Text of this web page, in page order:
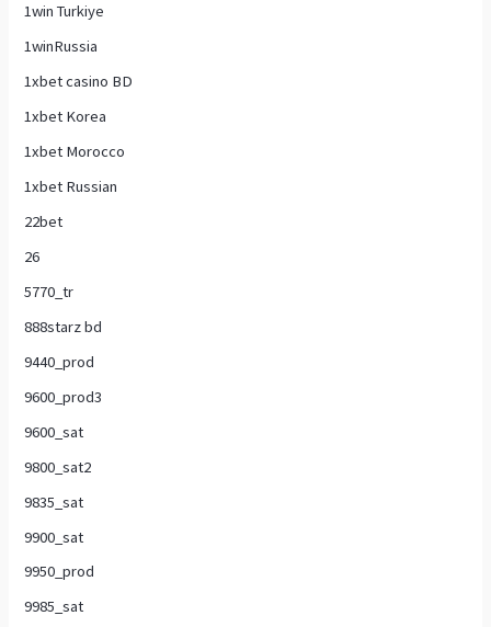
1win Turkiye
1winRussia
1xbet casino BD
1xbet Korea
1xbet Morocco
1xbet Russian
22bet
26
5770_tr
888starz bd
9440_prod
9600_prod3
9600_sat
9800_sat2
9835_sat
9900_sat
9950_prod
9985_sat